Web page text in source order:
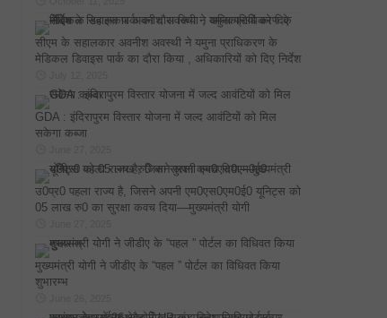
सीएम के सहालकार अवनीश अवस्थी ने यमुना प्राधिकरण के
मेडिकल डिवाइस पार्क का दौरा किया , अधिकारियों को दिए निर्देश
GDA : इंदिरापुरम विस्तार योजना में जल्द आवंटियों को मिल
सकेगा कब्जा
उ0प्र0 पहला राज्य है, जिसने अपनी एम0एस0एम0ई0 यूनिट्स को
05 लाख रु0 का सुरक्षा कवच दिया—मुख्यमंत्री योगी
मुख्यमंत्री योगी ने जीडीए के “पहल ” पोर्टल का विधिवत किया
शुभारम्भ